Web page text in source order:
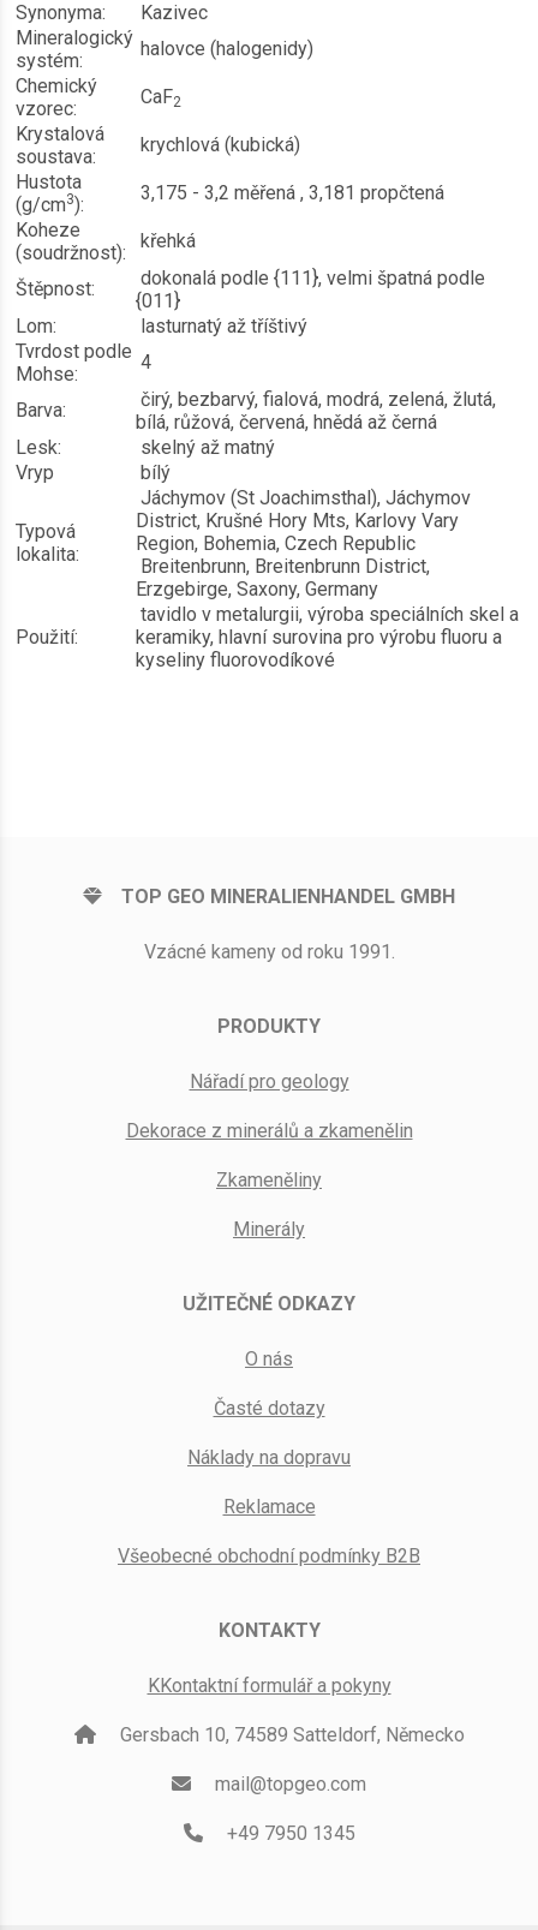
Synonyma:
Kazivec
Mineralogický
systém:
halovce (halogenidy)
Chemický
vzorec:
CaF2
Krystalová
soustava:
krychlová (kubická)
Hustota
(g/cm3):
3,175 - 3,2 měřená , 3,181 propčtená
Koheze
(soudržnost):
křehká
Štěpnost:
dokonalá podle {111}, velmi špatná podle
{011}
Lom:
lasturnatý až tříštivý
Tvrdost podle
Mohse:
4
Barva:
čirý, bezbarvý, fialová, modrá, zelená, žlutá,
bílá, růžová, červená, hnědá až černá
Lesk:
skelný až matný
Vryp
bílý
Typová
lokalita:
Jáchymov (St Joachimsthal), Jáchymov
District, Krušné Hory Mts, Karlovy Vary
Region, Bohemia, Czech Republic
Breitenbrunn, Breitenbrunn District,
Erzgebirge, Saxony, Germany
Použití:
tavidlo v metalurgii, výroba speciálních skel a
keramiky, hlavní surovina pro výrobu fluoru a
kyseliny fluorovodíkové
TOP GEO MINERALIENHANDEL GMBH
Vzácné kameny od roku 1991.
PRODUKTY
Nářadí pro geology
Dekorace z minerálů a zkamenělin
Zkameněliny
Minerály
UŽITEČNÉ ODKAZY
O nás
Časté dotazy
Náklady na dopravu
Reklamace
Všeobecné obchodní podmínky B2B
KONTAKTY
KKontaktní formulář a pokyny
Gersbach 10, 74589 Satteldorf, Německo
mail@topgeo.com
+49 7950 1345